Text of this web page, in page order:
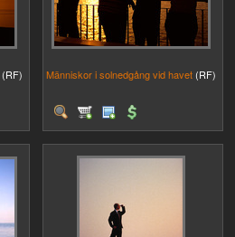
(RF) Människor i solnedgång vid havet (RF)